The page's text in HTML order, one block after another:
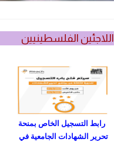
اللاجئين الفلسطينيين
رابط التسجيل الخاص بمنحة
تحرير الشهادات الجامعية في